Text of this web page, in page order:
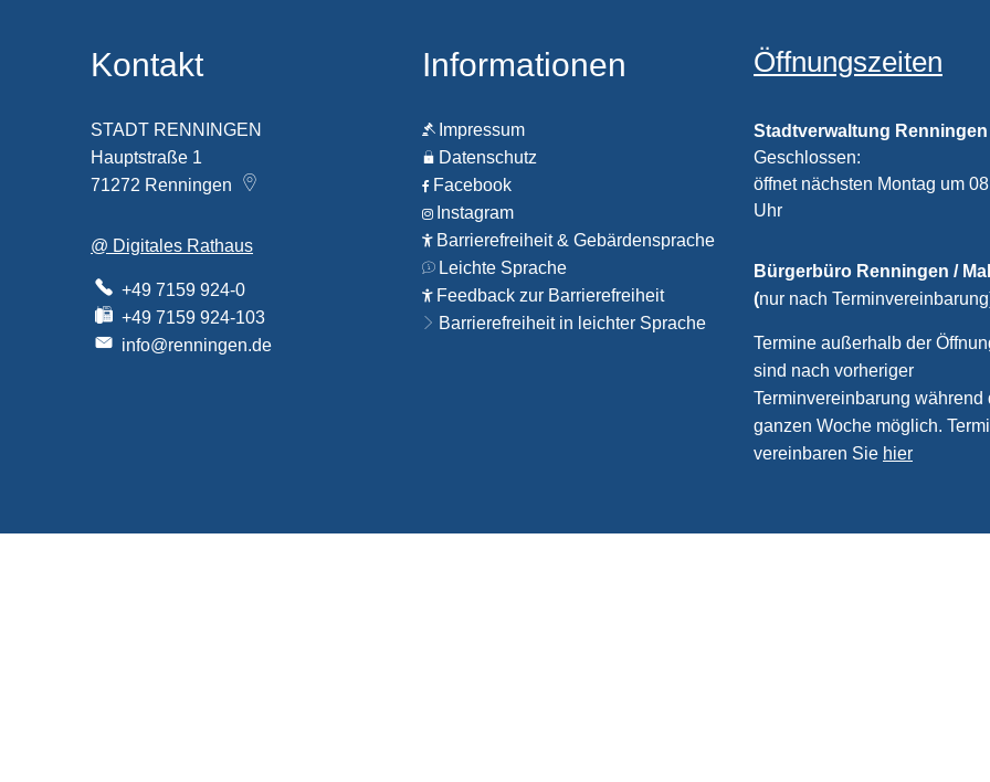
Kontakt
STADT RENNINGEN
Hauptstraße 1
71272 Renningen
@ Digitales Rathaus
+49 7159 924-0
+49 7159 924-103
info@renningen.de
Informationen
Impressum
Datenschutz
Facebook
Instagram
Barrierefreiheit & Gebärdensprache
Leichte Sprache
Feedback zur Barrierefreiheit
Barrierefreiheit in leichter Sprache
Öffnungszeiten
Stadtverwaltung Renningen
Klicken, um weitere
Geschlossen:
öffnet nächsten Montag um
Uhr
Bürgerbüro Renningen /
(nur nach
Termine außerhalb der
sind nach vorheriger
Terminvereinbarung während
ganzen Woche möglich.
vereinbaren Sie hier